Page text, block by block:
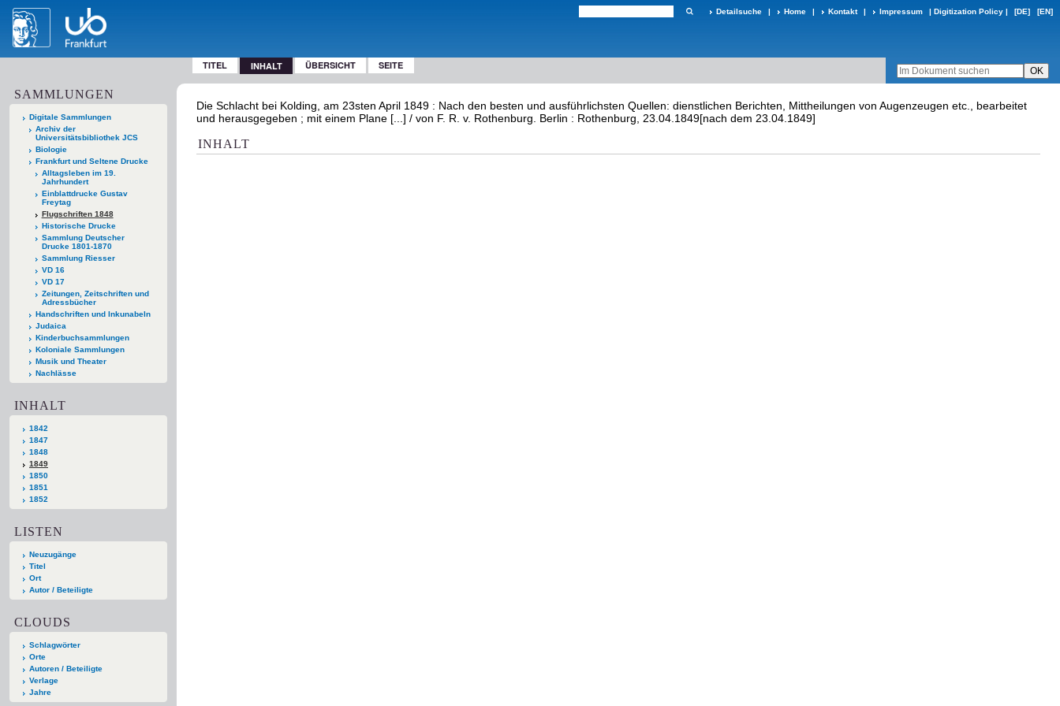
Detailsuche | Home | Kontakt | Impressum | Digitization Policy | [DE] [EN]
TITEL INHALT ÜBERSICHT SEITE
SAMMLUNGEN
Digitale Sammlungen
Archiv der
Universitätsbibliothek JCS
Biologie
Frankfurt und Seltene Drucke
Alltagsleben im 19.
Jahrhundert
Einblattdrucke Gustav
Freytag
Flugschriften 1848
Historische Drucke
Sammlung Deutscher
Drucke 1801-1870
Sammlung Riesser
VD 16
VD 17
Zeitungen, Zeitschriften und
Adressbücher
Handschriften und Inkunabeln
Judaica
Kinderbuchsammlungen
Koloniale Sammlungen
Musik und Theater
Nachlässe
INHALT
1842
1847
1848
1849
1850
1851
1852
LISTEN
Neuzugänge
Titel
Ort
Autor / Beteiligte
CLOUDS
Schlagwörter
Orte
Autoren / Beteiligte
Verlage
Jahre
Die Schlacht bei Kolding, am 23sten April 1849 : Nach den besten und ausführlichsten Quellen: dienstlichen Berichten, Mittheilungen von Augenzeugen etc., bearbeitet
und herausgegeben ; mit einem Plane [...] / von F. R. v. Rothenburg. Berlin : Rothenburg, 23.04.1849[nach dem 23.04.1849]
INHALT